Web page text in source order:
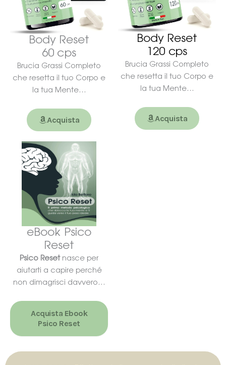
Body Reset
60 cps
Brucia Grassi Completo
che resetta il tuo Corpo e
la tua Mente…
Acquista
Body Reset
120 cps
Brucia Grassi Completo
che resetta il tuo Corpo e
la tua Mente…
Acquista
eBook Psico
Reset
Psico Resetnasce per
aiutarti a capire perché
non dimagrisci davvero…
Acquista Ebook
Psico Reset